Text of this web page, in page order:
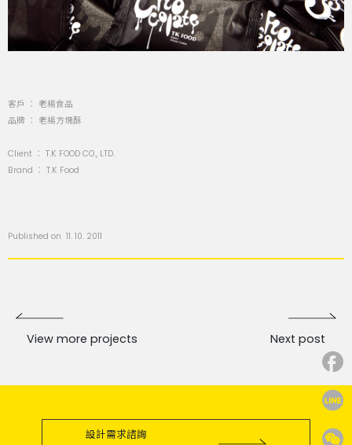
客戶 ： 老楊食品
品牌 ： 老楊方塊酥
Client ： T.K FOOD CO., LTD.
Brand ： T.K Food
Published on 11. 10. 2011
View more projects Next post
設計需求諮詢